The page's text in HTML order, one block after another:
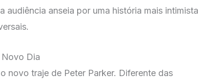
audiência anseia por uma história mais intimista
Dia
novo traje de Peter Parker. Diferente das